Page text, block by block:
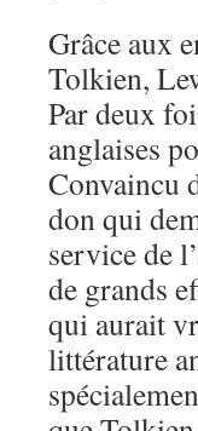
Grâce aux
Tolkien,
Par deux
anglaises
Convaincu
don qui
service de
de grands
qui aurait
littérature